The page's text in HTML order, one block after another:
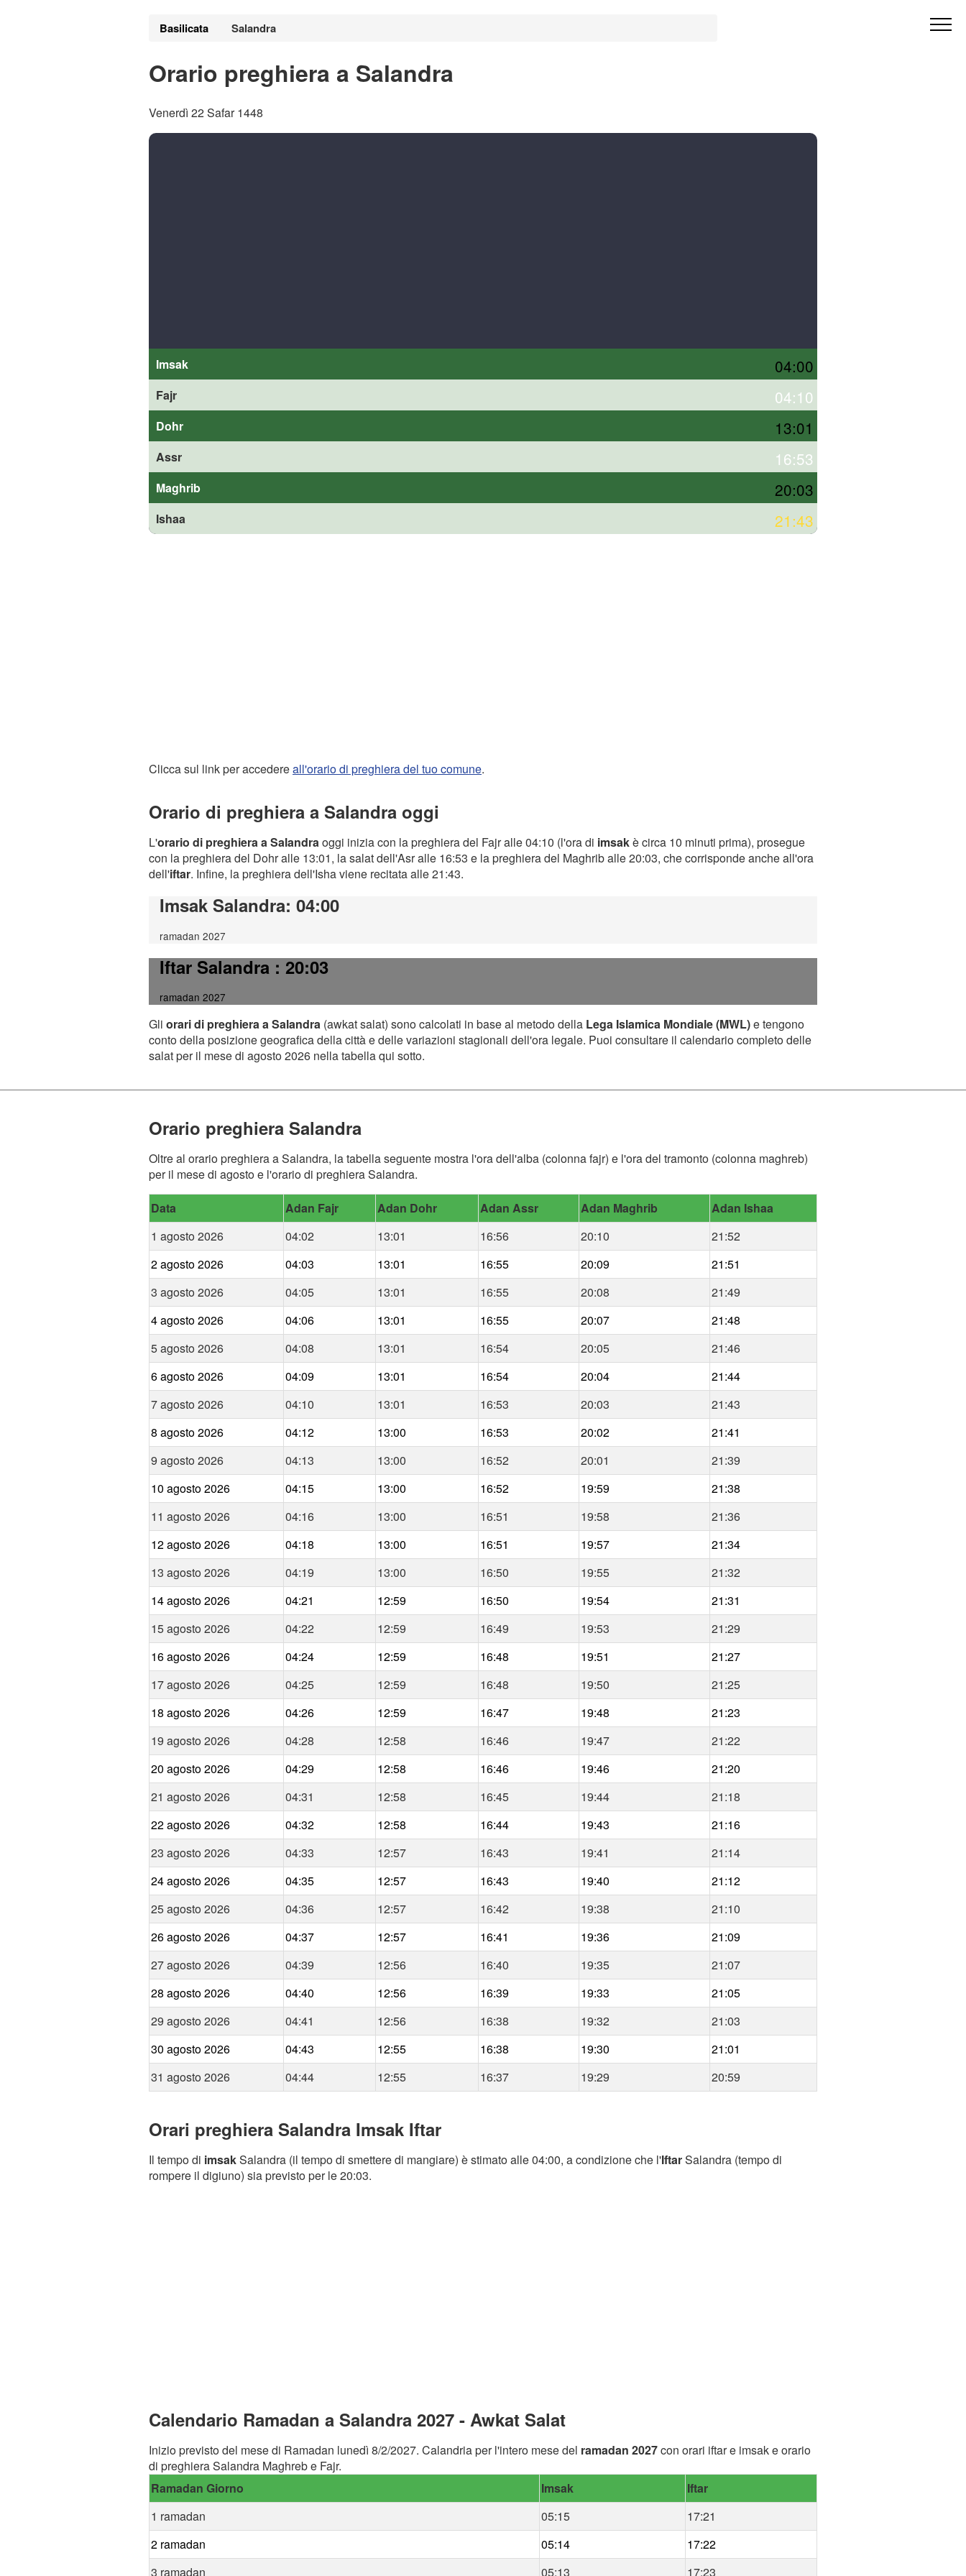
Basilicata Salandra
Orario preghiera a Salandra
Venerdì 22 Safar 1448
Imsak 04:00
Fajr 04:10
Dohr 13:01
Assr 16:53
Maghrib 20:03
Ishaa 21:43
Clicca sul link per accedereall'orario di preghiera del tuo comune.
Orario di preghiera a Salandra oggi
L'orario di preghiera a Salandraoggi inizia con la preghiera del Fajr alle 04:10 (l'ora di imsakè circa 10 minuti prima), prosegue
con la preghiera del Dohr alle 13:01, la salat dell'Asr alle 16:53 e la preghiera del Maghrib alle 20:03, che corrisponde anche all'ora
dell'iftar. Infine, la preghiera dell'Isha viene recitata alle 21:43.
Imsak Salandra: 04:00
ramadan 2027
Iftar Salandra: 20:03
ramadan 2027
Gli orari di preghiera a Salandra (awkat salat) sono calcolati in base al metodo della Lega Islamica Mondiale (MWL)e tengono
conto della posizione geografica della città e delle variazioni stagionali dell'ora legale. Puoi consultare il calendario completo delle
salat per il mese di agosto 2026 nella tabella qui sotto.
Orario preghiera Salandra
Oltre al orario preghiera a Salandra, la tabella seguente mostra l'ora dell'alba (colonna fajr) e l'ora del tramonto (colonna maghreb)
per il mese di agosto e l'orario di preghiera Salandra.
Data Adan Fajr Adan Dohr Adan Assr Adan Maghrib
Adan Ishaa
1 agosto 2026
04:02 13:01 16:56 20:10
21:52
2 agosto 2026
04:03 13:01 16:55 20:09
21:51
3 agosto 2026
04:05 13:01 16:55 20:08
21:49
4 agosto 2026
04:06 13:01 16:55 20:07
21:48
5 agosto 2026
04:08 13:01 16:54 20:05
21:46
6 agosto 2026
04:09 13:01 16:54 20:04
21:44
7 agosto 2026
04:10 13:01 16:53 20:03
21:43
8 agosto 2026
04:12 13:00 16:53 20:02
21:41
9 agosto 2026
04:13 13:00 16:52 20:01
21:39
10 agosto 2026
04:15 13:00 16:52 19:59
21:38
11 agosto 2026
04:16 13:00 16:51 19:58
21:36
12 agosto 2026
04:18 13:00 16:51 19:57
21:34
13 agosto 2026
04:19 13:00 16:50 19:55
21:32
14 agosto 2026
04:21 12:59 16:50 19:54
21:31
15 agosto 2026
04:22 12:59 16:49 19:53
21:29
16 agosto 2026
04:24 12:59 16:48 19:51
21:27
17 agosto 2026
04:25 12:59 16:48 19:50
21:25
18 agosto 2026
04:26 12:59 16:47 19:48
21:23
19 agosto 2026
04:28 12:58 16:46 19:47
21:22
20 agosto 2026
04:29 12:58 16:46 19:46
21:20
21 agosto 2026
04:31 12:58 16:45 19:44
21:18
22 agosto 2026
04:32 12:58 16:44 19:43
21:16
23 agosto 2026
04:33 12:57 16:43 19:41
21:14
24 agosto 2026
04:35 12:57 16:43 19:40
21:12
25 agosto 2026
04:36 12:57 16:42 19:38
21:10
26 agosto 2026
04:37 12:57 16:41 19:36
21:09
27 agosto 2026
04:39 12:56 16:40 19:35
21:07
28 agosto 2026
04:40 12:56 16:39 19:33
21:05
29 agosto 2026
04:41 12:56 16:38 19:32
21:03
30 agosto 2026
04:43 12:55 16:38 19:30
21:01
31 agosto 2026
04:44 12:55 16:37 19:29 20:59
Orari preghiera Salandra Imsak Iftar
Il tempo di imsakSalandra (il tempo di smettere di mangiare) è stimato alle 04:00, a condizione che l'IftarSalandra (tempo di
rompere il digiuno) sia previsto per le 20:03.
Calendario Ramadan a Salandra 2027 - Awkat Salat
Inizio previsto del mese di Ramadan lunedì 8/2/2027. Calandria per l'intero mese del ramadan 2027con orari iftar e imsak e orario
di preghiera Salandra Maghreb e Fajr.
Ramadan Giorno
Imsak
Iftar
1 ramadan
05:15
17:21
2 ramadan
05:14
17:22
3 ramadan
05:13 17:23